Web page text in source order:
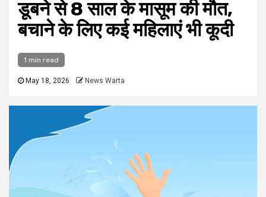
डूबने से 8 साल के मासूम की मौत,
बचाने के लिए कई महिलाएं भी कूदी
1 min read
May 18, 2026 News Warta